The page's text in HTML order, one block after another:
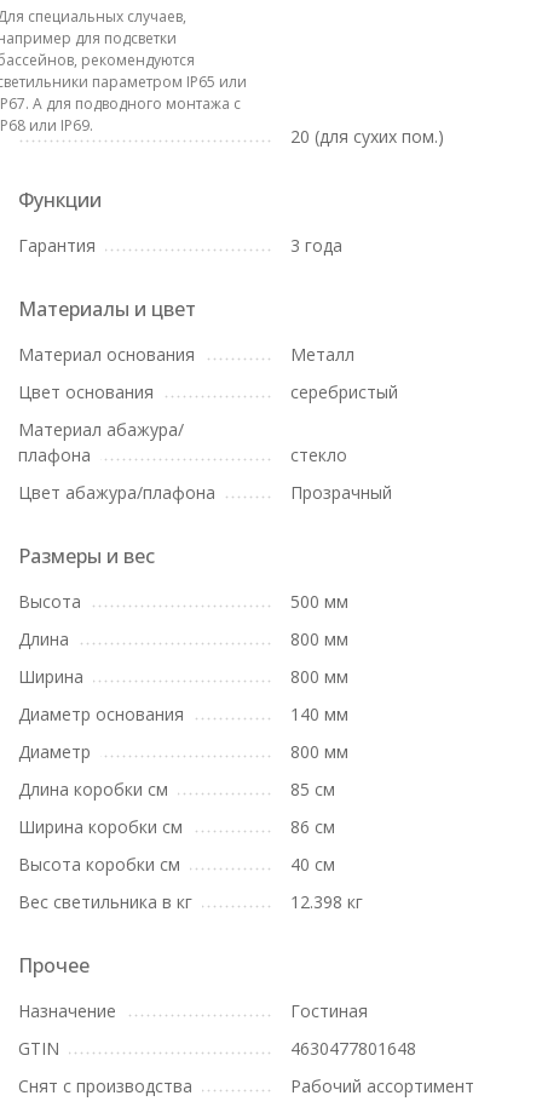
специальных случаев,
для подсветки
рекомендуются
параметром IP65 или
А для подводного монтажа с
или IP69.
20 (для сухих пом.)
Функции
Гарантия 3 года
Материалы и цвет
Материал основания
Металл
Цвет основания
серебристый
Материал абажура/
плафона
стекло
Цвет абажура/плафона
Прозрачный
Размеры и вес
Высота
500 мм
Длина
800 мм
Ширина
800 мм
Диаметр основания
140 мм
Диаметр
800 мм
Длина коробки см
85 см
Ширина коробки см
86 см
Высота коробки см
40 см
Вес светильника в кг
12.398 кг
Прочее
Назначение
Гостиная
GTIN
4630477801648
Снят с производства
Рабочий ассортимент